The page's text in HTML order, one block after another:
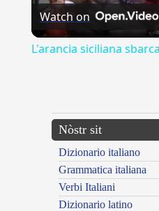
Watch on
L'arancia siciliana
Nòstr sit
Dizionario italiano
Grammatica italiana
Verbi Italiani
Dizionario latino